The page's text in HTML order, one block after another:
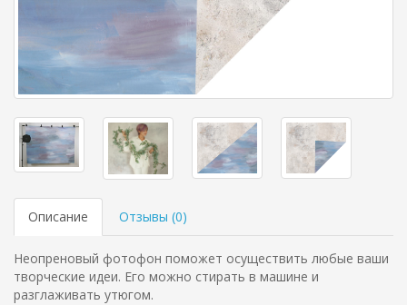
Описание Отзывы (0)
Неопреновый фотофон поможет осуществить любые ваши
творческие идеи. Его можно стирать в машине и
разглаживать утюгом.